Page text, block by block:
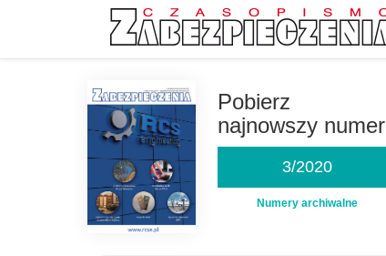
Pobierz
najnowszy numer
3/2020
Numery archiwalne